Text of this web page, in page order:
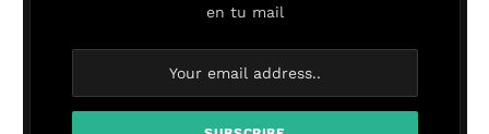
en tu mail